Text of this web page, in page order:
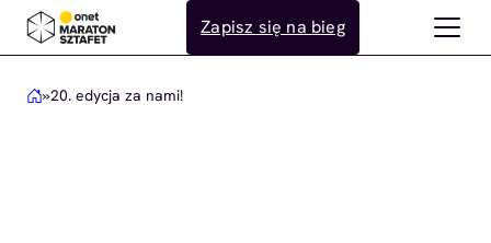
Przejdź
Zapisz się na bieg
»20. edycja za nami!